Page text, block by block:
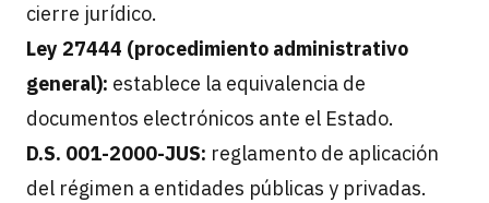
cierre jurídico.
Ley 27444 (procedimiento administrativo
general): establece la equivalencia de
documentos electrónicos ante el Estado.
D.S. 001-2000-JUS: reglamento de aplicación
del régimen a entidades públicas y privadas.